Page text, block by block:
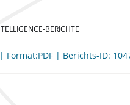
BERICHTE
| Berichts-ID: